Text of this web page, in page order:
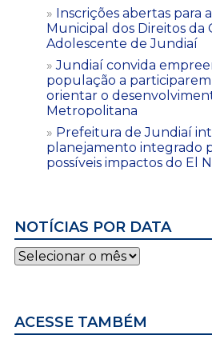
Inscrições abertas para
Municipal dos Direitos da
Adolescente de Jundiaí
Jundiaí convida
população a
orientar o
Metropolitana
Prefeitura de Jundiaí
planejamento integrado
possíveis impactos do El
NOTÍCIAS POR DATA
Notícias
por
ACESSE TAMBÉM